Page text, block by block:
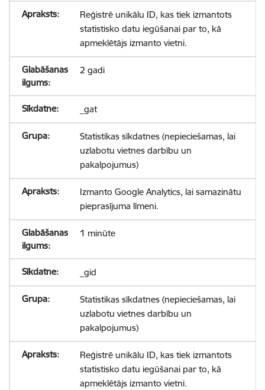
Reģistrē unikālu ID, kas tiek izmantots
statistisko datu iegūšanai par to, kā
apmeklētājs izmanto vietni.
2 gadi
_gat
Statistikas sīkdatnes (nepieciešamas, lai
uzlabotu vietnes darbību un
pakalpojumus)
Izmanto Google Analytics, lai samazinātu
pieprasījuma līmeni.
1 minūte
_gid
Statistikas sīkdatnes (nepieciešamas, lai
uzlabotu vietnes darbību un
pakalpojumus)
Reģistrē unikālu ID, kas tiek izmantots
statistisko datu iegūšanai par to, kā
apmeklētājs izmanto vietni.